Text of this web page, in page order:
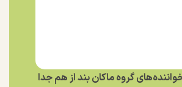
گروه ماکان بند از هم جدا